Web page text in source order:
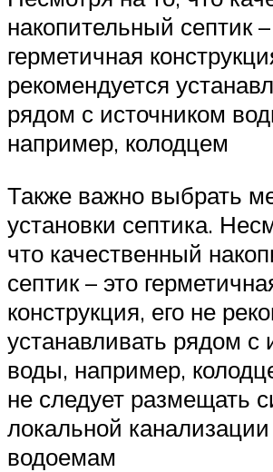
накопительный септик
герметичная
рекомендуется
рядом с источником
например, колодцем
Также важно выбрать
установки септика.
что качественный
септик – это
конструкция, его не
устанавливать рядом с
воды, например,
не следует размещать
локальной
водоемам